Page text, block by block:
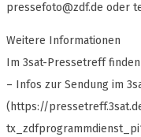
pressefoto@zdf.de oder
Weitere Informationen
Im 3sat-Pressetreff finden
– Infos zur Sendung im
(https://